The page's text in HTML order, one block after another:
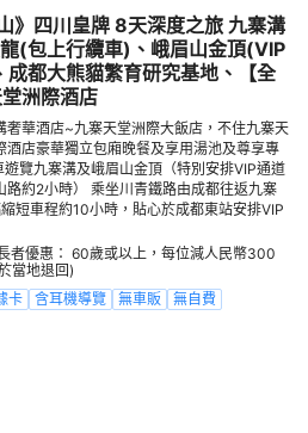
》四川皇牌 8天深度之旅 九寨溝
(包上行纜車)、峨眉山金頂(VIP
都大熊貓繁育研究基地、【全
洲際酒店
奢華酒店~九寨天堂洲際大飯店，不住九寨天
店豪華獨立包廂晚餐及享用湯池及尊享專
覽九寨溝及峨眉山金頂（特別安排VIP通道
路約2小時） 乘坐川青鐵路由成都往返九寨
短車程約10小時，貼心於成都東站安排VIP
者優惠： 60歲或以上，每位減人民幣300
當地退回)
卡 含耳機導覽 無車販 無自費